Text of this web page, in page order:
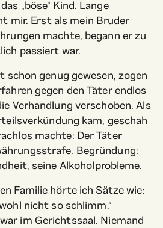
„böse“ Kind. Lange
mir. Erst als mein Bruder
machte, begann er zu
passiert war.
schon genug gewesen, zogen
gegen den Täter endlos
Verhandlung verschoben. Als
kam, geschah
machte: Der Täter
Begründung:
seine Alkoholprobleme.
Familie hörte ich Sätze wie:
nicht so schlimm.“
im Gerichtssaal. Niemand